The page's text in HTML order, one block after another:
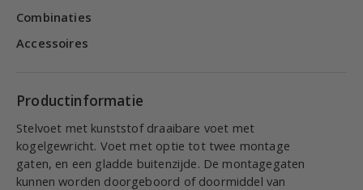
Combinaties
Accessoires
Productinformatie
Stelvoet met kunststof draaibare voet met
kogelgewricht. Voet met optie tot twee montage
gaten, en een gladde buitenzijde. De montagegaten
kunnen worden doorgeboord of doormiddel van